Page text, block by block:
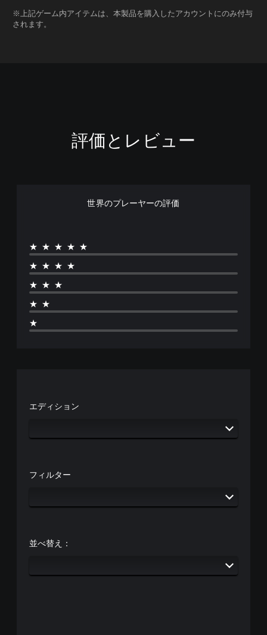
※上記ゲーム内アイテムは、本製品を購入したアカウントにのみ付与
されます。
評価とレビュー
世界のプレーヤーの評価
★★★★★
★★★★
★★★
★★
★
エディション
フィルター
並べ替え：